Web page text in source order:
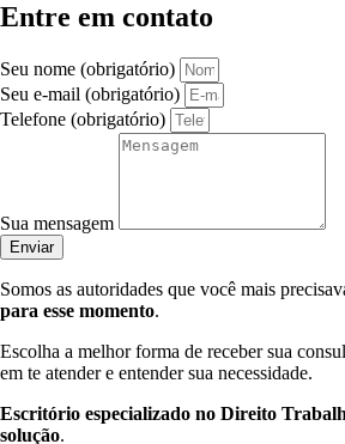
Entre em contato
Seu nome (obrigatório)
Seu e-mail (obrigatório)
Telefone (obrigatório)
Sua mensagem
Enviar
Somos as autoridades que você mais
para esse momento.
Escolha a melhor forma de receber sua
em te atender e entender sua necessidade.
Escritório especializado no Direito
solução.